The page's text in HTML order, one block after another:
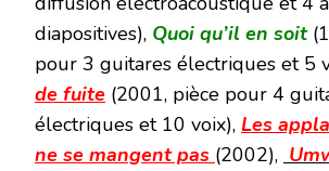
diapositives), Quoi qu’il en soit
pour 3 guitares électriques et 5
de fuite (2001, pièce pour 4
électriques et 10 voix), Les
ne se mangent pas (2002),